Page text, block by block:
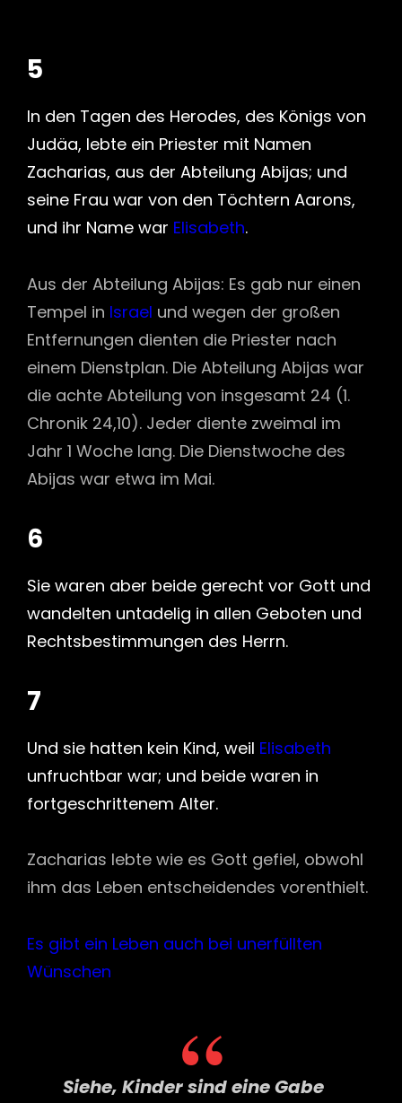
5
In den Tagen des Herodes, des Königs von
Judäa, lebte ein Priester mit Namen
Zacharias, aus der Abteilung Abijas; und
seine Frau war von den Töchtern Aarons,
und ihr Name war Elisabeth.
Aus der Abteilung Abijas: Es gab nur einen
Tempel in Israel und wegen der großen
Entfernungen dienten die Priester nach
einem Dienstplan. Die Abteilung Abijas war
die achte Abteilung von insgesamt 24 (1.
Chronik 24,10). Jeder diente zweimal im
Jahr 1 Woche lang. Die Dienstwoche des
Abijas war etwa im Mai.
6
Sie waren aber beide gerecht vor Gott und
wandelten untadelig in allen Geboten und
Rechtsbestimmungen des Herrn.
7
Und sie hatten kein Kind, weil Elisabeth
unfruchtbar war; und beide waren in
fortgeschrittenem Alter.
Zacharias lebte wie es Gott gefiel, obwohl
ihm das Leben entscheidendes vorenthielt.
Es gibt ein Leben auch bei unerfüllten
Wünschen
Siehe, Kinder sind eine Gabe